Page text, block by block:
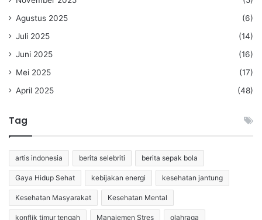
Agustus 2025
(6)
Juli 2025
(14)
Juni 2025
(16)
Mei 2025
(17)
April 2025
(48)
Tag
artis indonesia berita selebriti berita sepak bola
Gaya Hidup Sehat kebijakan energi kesehatan jantung
Kesehatan Masyarakat Kesehatan Mental
konflik timur tengah Manajemen Stres olahraga